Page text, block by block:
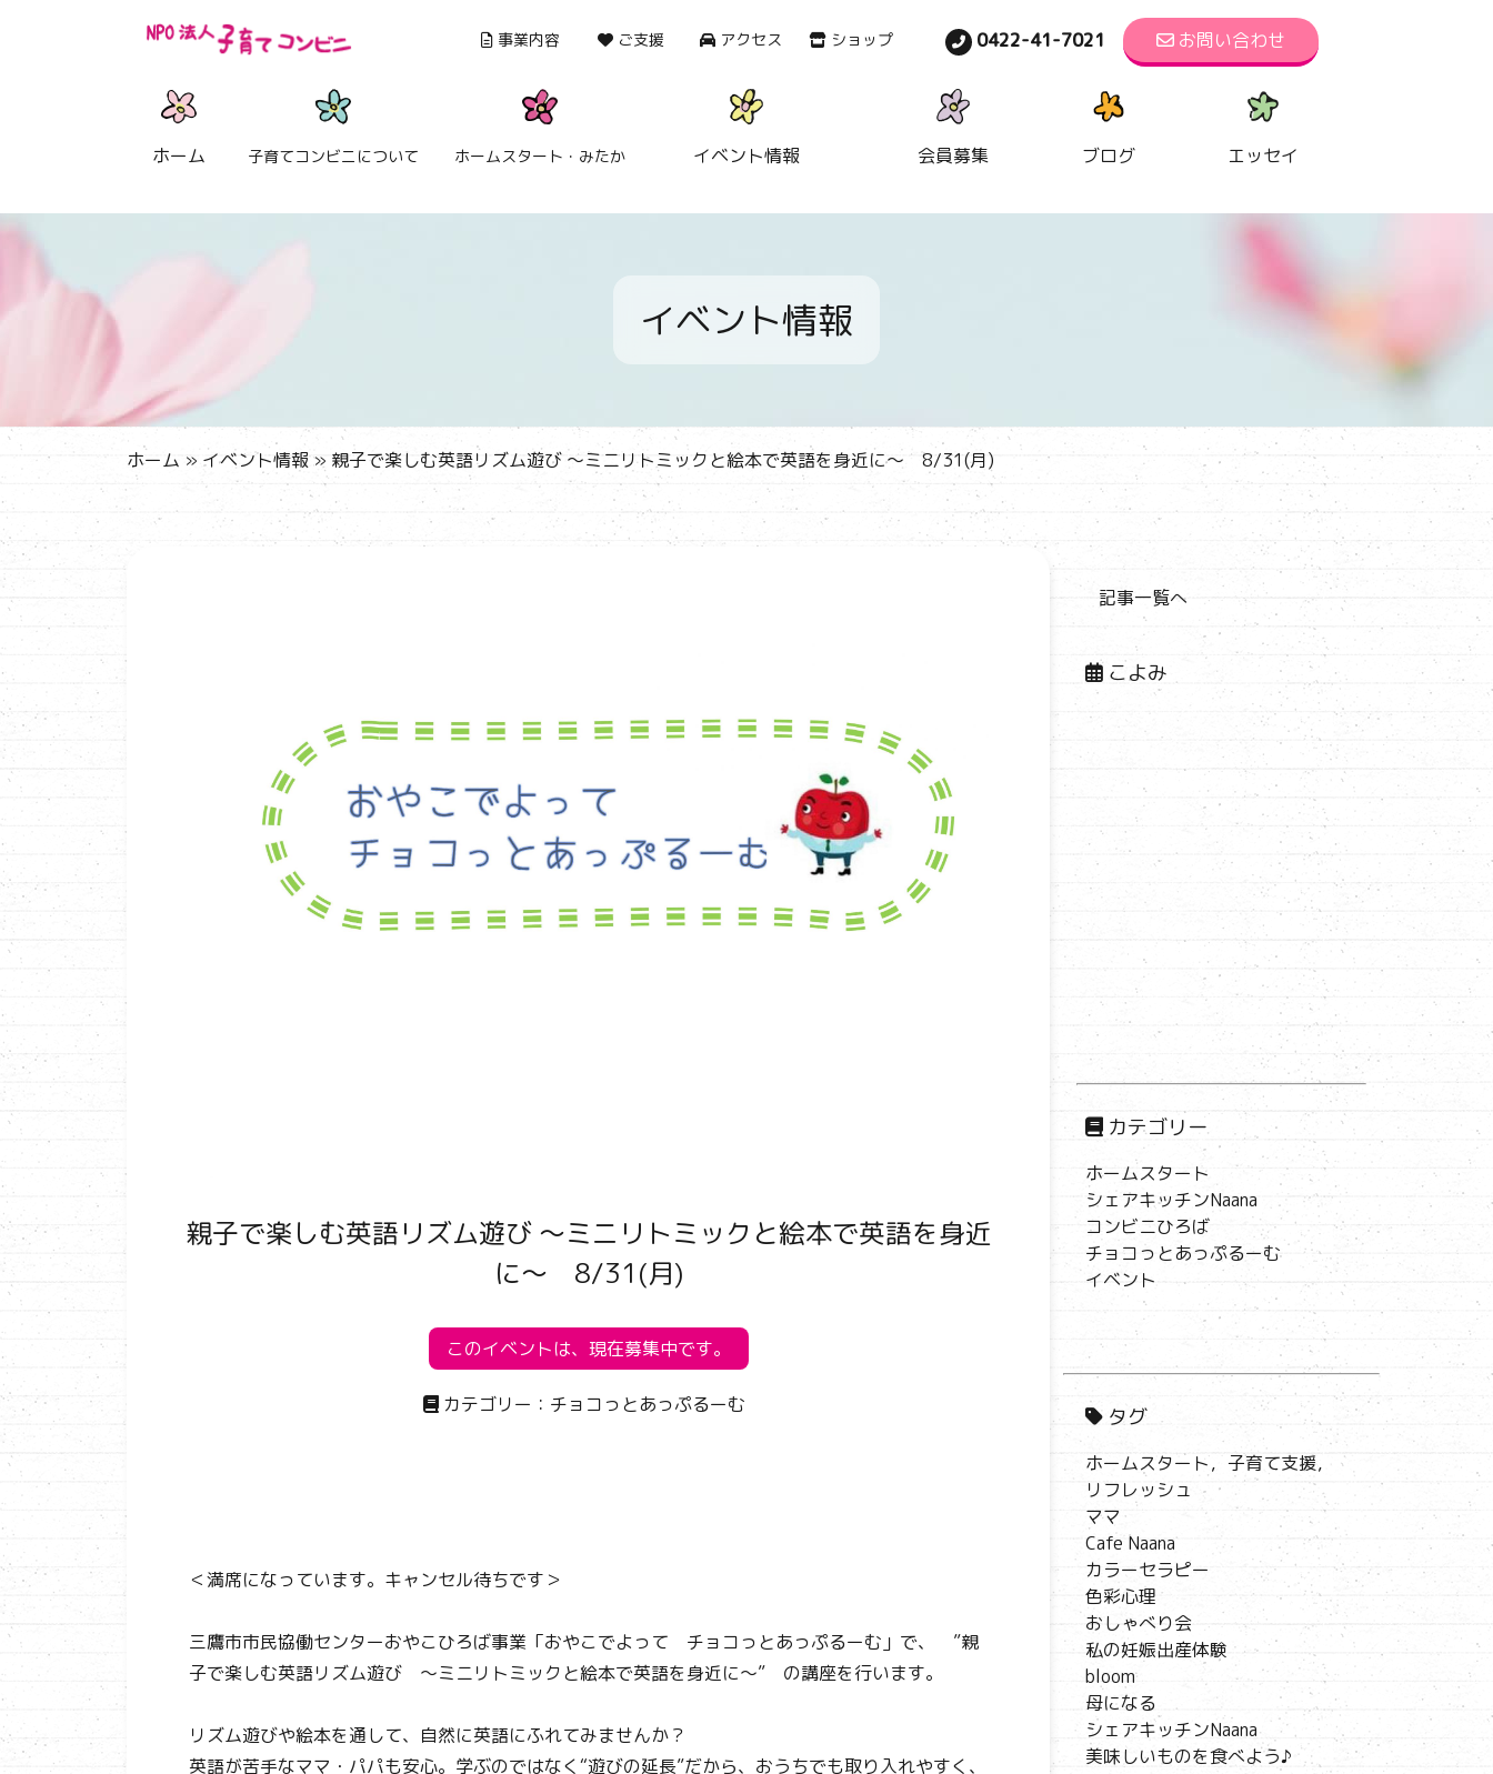
事業内容 ご支援 アクセス ショップ 0422-41-7021 お問い合わせ
ホーム 子育てコンビニについて ホームスタート・みたか イベント情報 会員募集 ブログ エッセイ
イベント情報
ホーム » イベント情報 » 親子で楽しむ英語リズム遊び ～ミニリトミックと絵本で英語を身近に～ 8/31(月)
親子で楽しむ英語リズム遊び ～ミニリトミックと絵本で英語を身近
に～ 8/31(月)
このイベントは、現在募集中です。
カテゴリー： チョコっとあっぷるーむ
＜満席になっています。キャンセル待ちです＞
三鷹市市民協働センターおやこひろば事業「おやこでよって チョコっとあっぷるーむ」で、 ”親
子で楽しむ英語リズム遊び ～ミニリトミックと絵本で英語を身近に～” の講座を行います。
リズム遊びや絵本を通して、自然に英語にふれてみませんか？
英語が苦手なママ・パパも安心。学ぶのではなく“遊びの延長”だから、おうちでも取り入れやすく、
記事一覧へ
こよみ
カテゴリー
ホームスタート
シェアキッチンNaana
コンビニひろば
チョコっとあっぷるーむ
イベント
タグ
ホームスタート，子育て支援，
リフレッシュ
ママ
Cafe Naana
カラーセラピー
色彩心理
おしゃべり会
私の妊娠出産体験
bloom
母になる
シェアキッチンNaana
美味しいものを食べよう♪